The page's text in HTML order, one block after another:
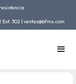
Ext. 302 | ventas@bfmx.com